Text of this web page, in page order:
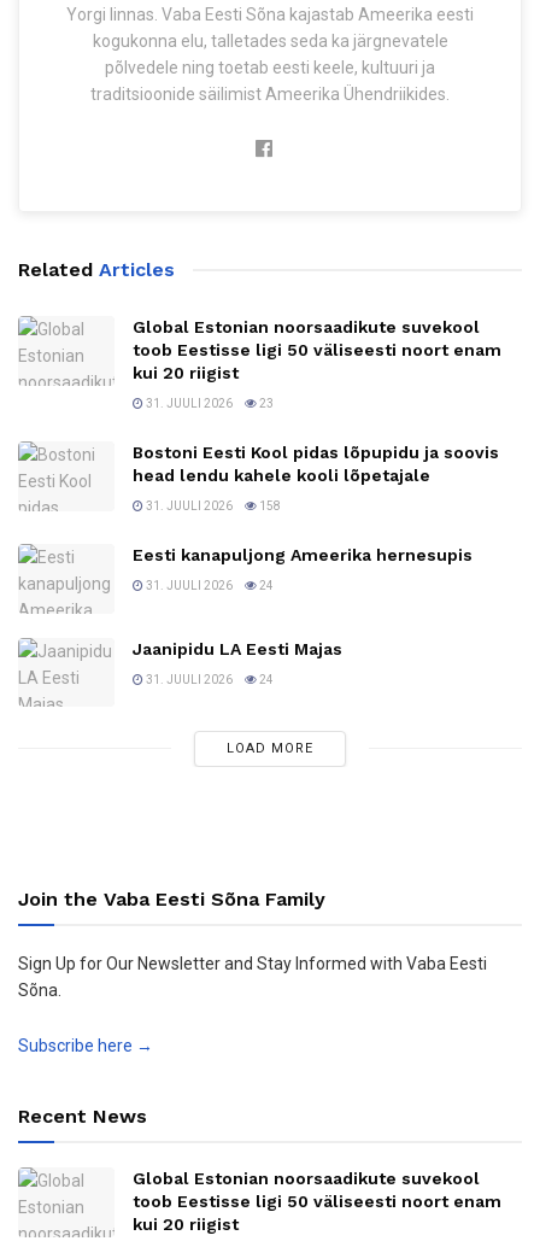
Yorgi linnas. Vaba Eesti Sõna kajastab Ameerika eesti
kogukonna elu, talletades seda ka järgnevatele
põlvedele ning toetab eesti keele, kultuuri ja
traditsioonide säilimist Ameerika Ühendriikides.
Related Articles
Global Estonian noorsaadikute suvekool
toob Eestisse ligi 50 väliseesti noort enam
kui 20 riigist
31. JUULI 2026 23
Bostoni Eesti Kool pidas lõpupidu ja soovis
head lendu kahele kooli lõpetajale
31. JUULI 2026 158
Eesti kanapuljong Ameerika hernesupis
31. JUULI 2026 24
Jaanipidu LA Eesti Majas
31. JUULI 2026 24
LOAD MORE
Join the Vaba Eesti Sõna Family
Sign Up for Our Newsletter and Stay Informed with Vaba Eesti
Sõna.
Subscribe here →
Recent News
Global Estonian noorsaadikute suvekool
toob Eestisse ligi 50 väliseesti noort enam
kui 20 riigist